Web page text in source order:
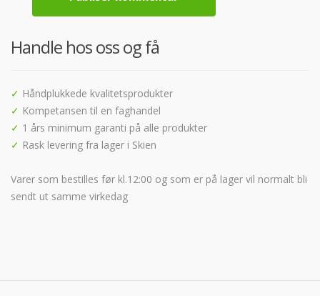
Handle hos oss og få
✓ Håndplukkede kvalitetsprodukter
✓ Kompetansen til en faghandel
✓ 1 års minimum garanti på alle produkter
✓ Rask levering fra lager i Skien
Varer som bestilles før kl.12:00 og som er på lager vil normalt bli
sendt ut samme virkedag